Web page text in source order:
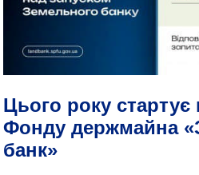
Цього року стартує
Фонду держмайна
банк»